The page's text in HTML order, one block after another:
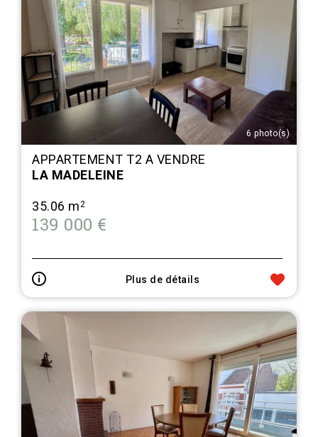
6 photo(s)
APPARTEMENT T2 A VENDRE
LA MADELEINE
35.06 m2
139 000 €
Plus de détails